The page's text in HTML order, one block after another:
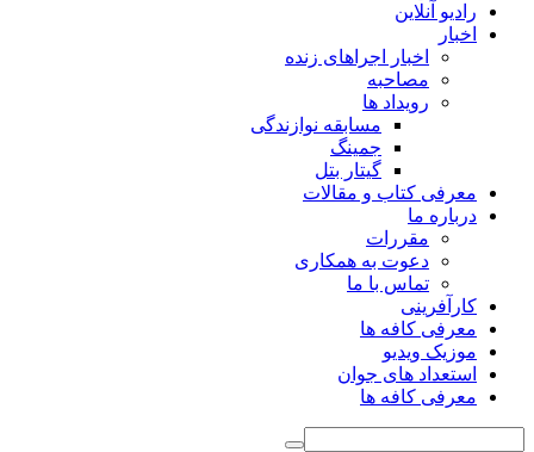
رادیو آنلاین
اخبار
اخبار اجراهای زنده
مصاحبه
رویداد ها
مسابقه نوازندگی
جمینگ
گیتار بتل
معرفی کتاب و مقالات
درباره ما
مقررات
دعوت به همکاری
تماس با ما
کارآفرینی
معرفی کافه ها
موزیک ویدیو
استعداد های جوان
معرفی کافه ها